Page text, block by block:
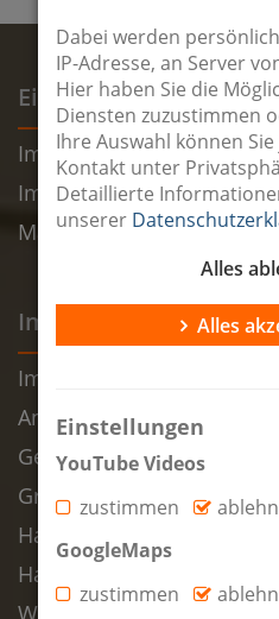
Eigentümer
Immobilie verkaufen
Immobilienbewertung
Maklertagebuch
Immobilien
Immobilienübersicht
Anlageobjekt Haus
Gewerbe zur Miete
Grundstück zum Kauf
Haus zum Kauf
Haus zur Miete
Wohnen auf Zeit
Dabei werden
IP-Adresse, an Server
Hier haben Sie die
Diensten zuzustimmen
Ihre Auswahl können
Kontakt unter
Detaillierte
unserer
Alles
Alles
Einstellungen
YouTube Videos
zustimmen
GoogleMaps
zustimmen